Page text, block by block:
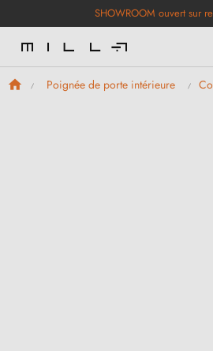
SHOWROOM ouvert sur
Poignée de porte intérieure